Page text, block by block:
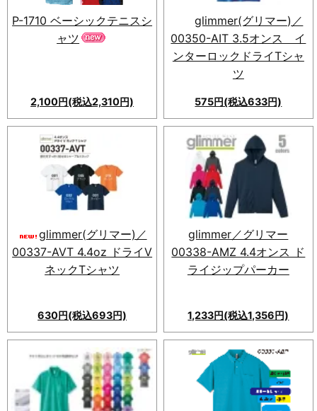
P-1710 ベーシックテニスシ
ャツ
2,100円(税込2,310円)
glimmer(グリマー)／
00350-AIT 3.5オンス イ
ンターロックドライTシャ
ツ
575円(税込633円)
素肌に優しい滑らかな肌触りと
伸縮性に優れた、 gilmer(グリ
マー) 00350-AIT Tシャツ。
3.5オンスの軽さで、型くずれ
しにくくコストパフォーマンス
も抜群です。
glimmer(グリマー)／
00337-AVT 4.4oz ドライV
ネックTシャツ
630円(税込693円)
ドライTシャツに斬新なVネッ
クが登場！すっきり見せる好印
象を与えるクールなデザイン。
素材：150g/（4.4oz）メッシ
glimmer／グリマー
00338-AMZ 4.4オンス ド
ライジップパーカー
1,233円(税込1,356円)
業界最安値の新素材ドライジッ
プパーカー。多彩な14色、兼用
サイズ、UV対策に。快適なス
ポーツやアウトドアに最適。